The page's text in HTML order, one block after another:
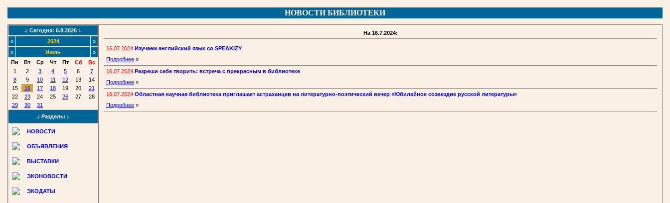
НОВОСТИ БИБЛИОТЕКИ
.: Сегодня: 6.8.2026 :.
«
2024
»
«
Июль
»
Пн
Вт Ср Чт Пт Сб
Вс
1
2 3 4 5 6
7
8
9 10 11 12 13
14
15
16 17 18 19 20
21
22
23 24 25 26 27
28
29
30
31
.: Разделы :.
НОВОСТИ
ОБЪЯВЛЕНИЯ
ВЫСТАВКИ
ЭКОНОВОСТИ
ЭКОДАТЫ
На 16.7.2024:
16.07.2024 Изучаем английский язык со SPEAKIZY
Подробнее »
16.07.2024 Разреши себе творить: встреча с прекрасным в библиотеке
Подробнее »
16.07.2024 Областная научная библиотека приглашает астраханцев на литературно-поэтический вечер «Юбилейное созвездие русской литературы»
Подробнее »